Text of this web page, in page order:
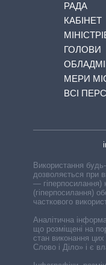
РАДА
КАБІНЕТ
ГОЛОВИ
МЕРИ
ВСІ
Використання
дозволяється при
— гіперпосилання)
(гіперпосилання)
часткового
Аналітична
що розміщені на
стан виконання цих
Слово і Діло» і є